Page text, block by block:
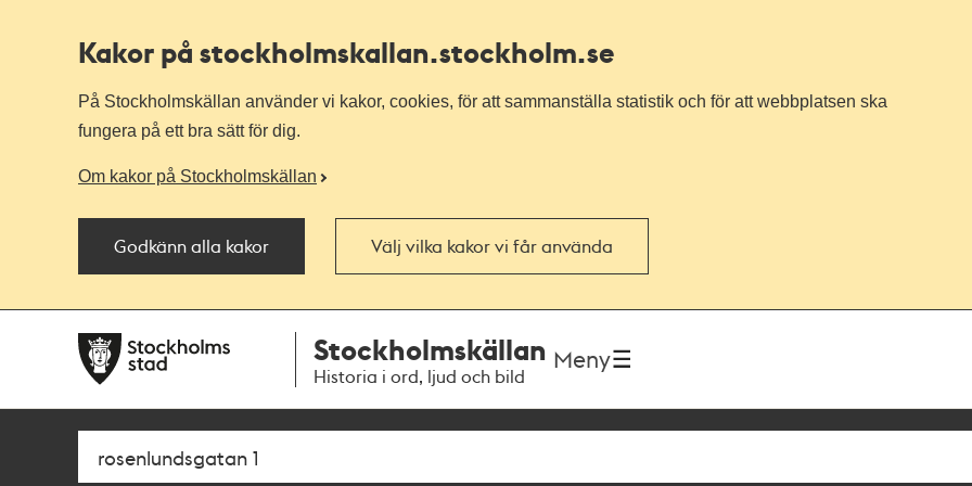
Kakor på stockholmskallan.stockholm.se
På Stockholmskällan använder vi kakor, cookies, för att sammanställa statistik och för att webbplatsen ska
fungera på ett bra sätt för dig.
Om kakor på Stockholmskällan
Godkänn alla kakor Välj vilka kakor vi får använda
navigationen
huvudinnehållet
Stockholmskällan
Historia i ord, ljud och bild
Meny
Sök